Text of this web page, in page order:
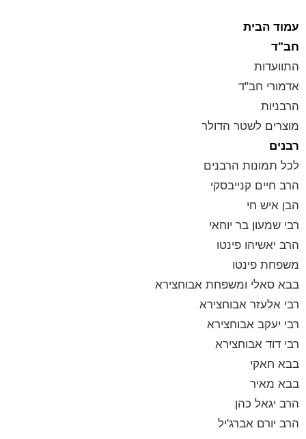
עמוד הבית
חב"ד
התוועדות
אדמורי חב"ד
הרבניות
מוצרים לשטר הדולר
רבנים
לכל תמונות הרבנים
הרב חיים קנייבסקי
הבן איש חי
רבי שמעון בר יוחאי
הרב יאשיהו פינטו
משפחת פינטו
בבא סאלי ומשפחת אבוחצירא
רבי אלעזר אבוחצירא
רבי יעקב אבוחצירא
רבי דוד אבוחצירא
בבא חאקי
בבא מאיר
הרב יגאל כהן
הרב יורם אברג'יל